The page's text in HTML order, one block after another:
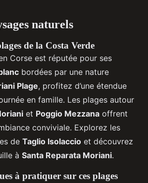
naturels
de la Costa Verde
Corse est réputée pour ses
bordées par une nature
Plage, profitez d’une étendue
en famille. Les plages autour
et Poggio Mezzana offrent
conviviale. Explorez les
de Taglio Isolaccio et découvrez
à Santa Reparata Moriani.
à pratiquer sur ces plages